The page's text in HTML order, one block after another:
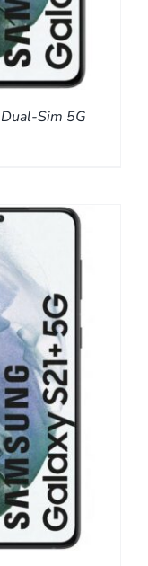
Sim 5G